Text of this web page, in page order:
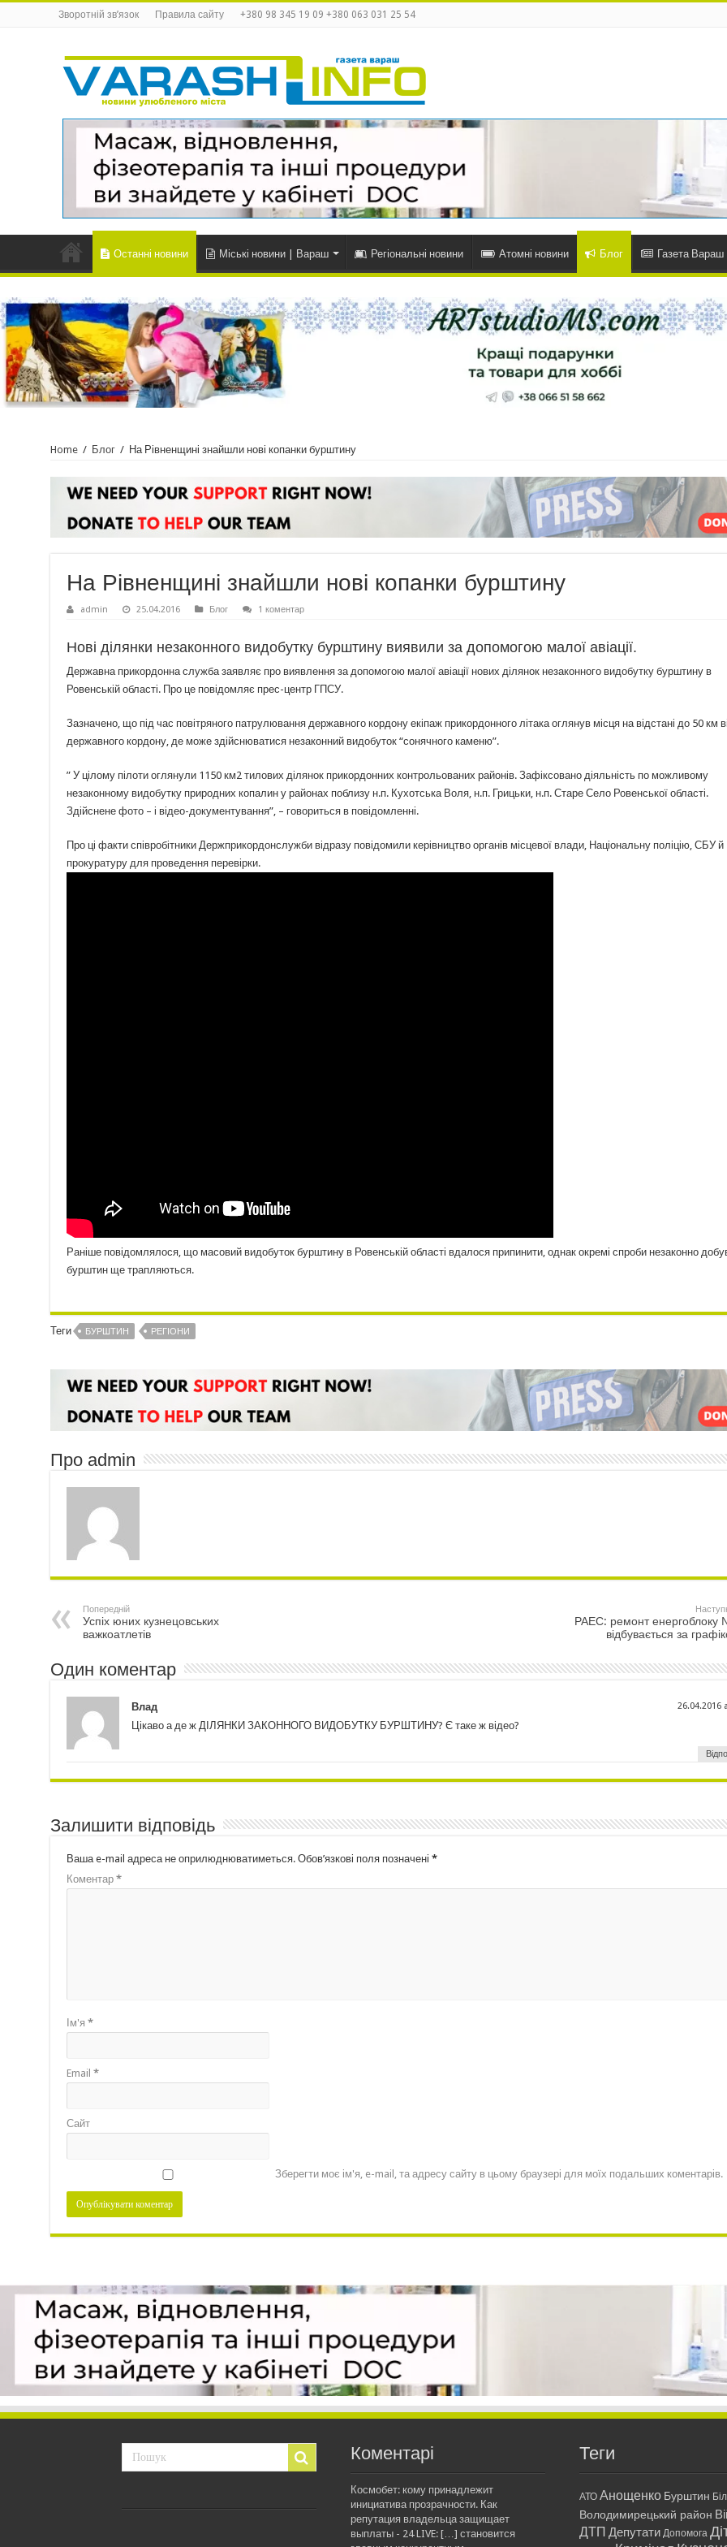
Зворотній зв’язок Правила сайту +380 98 345 19 09 +380 063 031 25 54
Останні новини Міські новини | Вараш Регіональні новини Атомні новини Блог Газета Вараш
Home / Блог / На Рівненщині знайшли нові копанки бурштину
На Рівненщині знайшли нові копанки бурштину
admin 25.04.2016 Блог 1 коментар
Нові ділянки незаконного видобутку бурштину виявили за допомогою малої авіації.
Державна прикордонна служба заявляє про виявлення за допомогою малої авіації нових ділянок незаконного видобутку бурштину в
Ровенській області. Про це повідомляє прес-центр ГПСУ.
Зазначено, що під час повітряного патрулювання державного кордону екіпаж прикордонного літака оглянув місця на відстані до 50 км
державного кордону, де може здійснюватися незаконний видобуток “сонячного каменю”.
” У цілому пілоти оглянули 1150 км2 тилових ділянок прикордонних контрольованих районів. Зафіксовано діяльність по можливому
незаконному видобутку природних копалин у районах поблизу н.п. Кухотська Воля, н.п. Грицьки, н.п. Старе Село Ровенської області.
Здійснене фото – і відео-документування”, – говориться в повідомленні.
Про ці факти співробітники Держприкордонслужби відразу повідомили керівництво органів місцевої влади, Національну поліцію, СБУ й
прокуратуру для проведення перевірки.
Раніше повідомлялося, що масовий видобуток бурштину в Ровенській області вдалося припинити, однак окремі спроби незаконно
бурштин ще трапляються.
Теги БУРШТИН РЕГІОНИ
Про admin
Попередній
Успіх юних кузнецовських
важкоатлетів
РАЕС: ремонт енергоблоку
відбувається за
Один коментар
Влад 26.04.2016
Цікаво а де ж ДІЛЯНКИ ЗАКОННОГО ВИДОБУТКУ БУРШТИНУ? Є таке ж відео?
Залишити відповідь
Ваша e-mail адреса не оприлюднюватиметься. Обов’язкові поля позначені *
Коментар *
Ім'я *
Email *
Сайт
Зберегти моє ім'я, e-mail, та адресу сайту в цьому браузері для моїх подальших коментарів.
Коментарі
Космобет: кому принадлежит
инициатива прозрачности. Как
репутация владельца защищает
выплаты - 24 LIVE: […] становится
Теги
АТО Анощенко Бурштин
Володимирецький район
ДТП Депутати Допомога